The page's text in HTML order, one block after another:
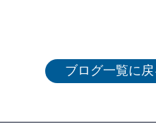
ブログ一覧に戻